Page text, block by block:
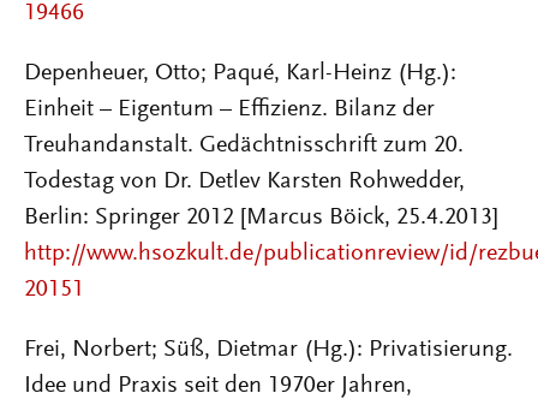
19466
Depenheuer, Otto; Paqué, Karl-Heinz (Hg.):
Einheit – Eigentum – Effizienz. Bilanz der
Treuhandanstalt. Gedächtnisschrift zum 20.
Todestag von Dr. Detlev Karsten Rohwedder,
Berlin: Springer 2012 [Marcus Böick, 25.4.2013]
http://www.hsozkult.de/publicationreview/id/
20151
Frei, Norbert; Süß, Dietmar (Hg.): Privatisierung.
Idee und Praxis seit den 1970er Jahren,